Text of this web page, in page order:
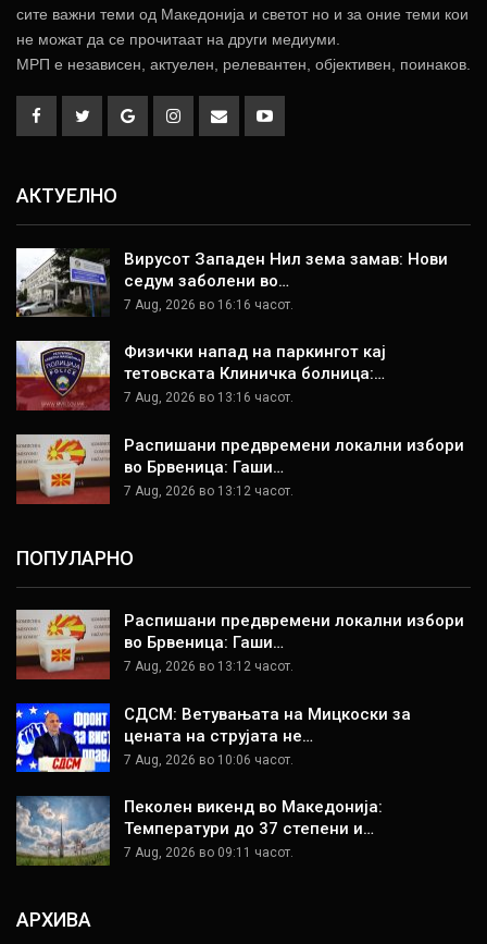
сите важни теми од Македонија и светот но и за оние теми кои
не можат да се прочитаат на други медиуми.
МРП е независен, актуелен, релевантен, објективен, поинаков.
АКТУЕЛНО
Вирусот Западен Нил зема замав: Нови
седум заболени во…
7 Aug, 2026 во 16:16 часот.
Физички напад на паркингот кај
тетовската Клиничка болница:…
7 Aug, 2026 во 13:16 часот.
Распишани предвремени локални избори
во Брвеница: Гаши…
7 Aug, 2026 во 13:12 часот.
ПОПУЛАРНО
Распишани предвремени локални избори
во Брвеница: Гаши…
7 Aug, 2026 во 13:12 часот.
СДСМ: Ветувањата на Мицкоски за
цената на струјата не…
7 Aug, 2026 во 10:06 часот.
Пеколен викенд во Македонија:
Температури до 37 степени и…
7 Aug, 2026 во 09:11 часот.
АРХИВА